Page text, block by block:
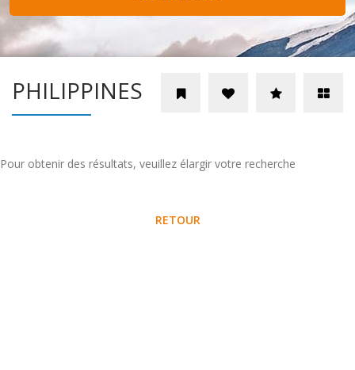
PHILIPPINES
Pour obtenir des résultats, veuillez élargir votre recherche
RETOUR